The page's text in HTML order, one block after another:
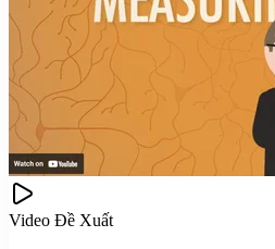
Video Đề Xuất